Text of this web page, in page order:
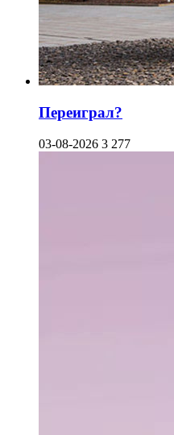
Переиграл?
03-08-2026 3 277